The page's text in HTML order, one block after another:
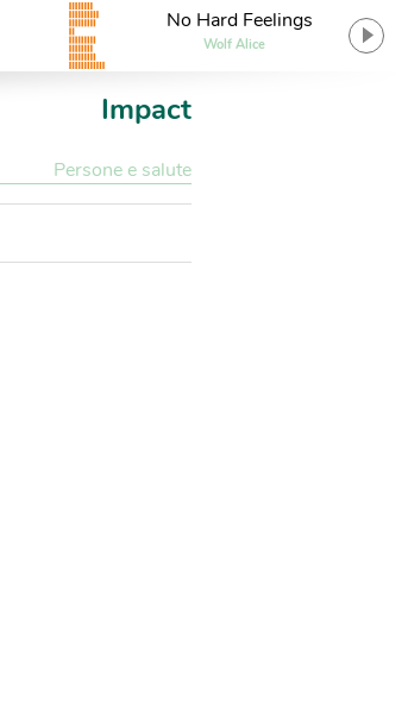
No Hard Feelings
Wolf Alice
Impact
Persone e salute